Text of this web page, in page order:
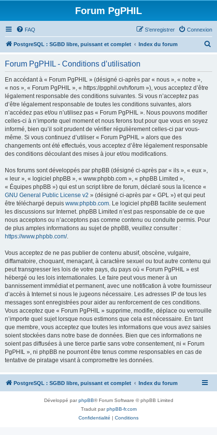
Forum PgPHIL
FAQ Connexion
S’enregistrer
PostgreSQL : SGBD libre, puissant et complet Index du forum
Forum PgPHIL - Conditions d’utilisation
En accédant à « Forum PgPHIL » (désigné ci-après par « nous », « notre »,
« nos », « Forum PgPHIL », « https://pgphil.ovh/forum »), vous acceptez d’être
légalement responsable des conditions suivantes. Si vous n’acceptez pas
d’être légalement responsable de toutes les conditions suivantes, alors
n’accédez pas et/ou n’utilisez pas « Forum PgPHIL ». Nous pouvons modifier
celles-ci à n’importe quel moment et nous ferons tout pour que vous en soyez
informé, bien qu’il soit prudent de vérifier régulièrement celles-ci par vous-
même. Si vous continuez d’utiliser « Forum PgPHIL » alors que des
changements ont été effectués, vous acceptez d’être légalement responsable
des conditions découlant des mises à jour et/ou modifications.
Nos forums sont développés par phpBB (désigné ci-après par « ils », « eux »,
« leur », « logiciel phpBB », « www.phpbb.com », « phpBB Limited »,
« Équipes phpBB ») qui est un script libre de forum, déclaré sous la licence «
GNU General Public License v2 » (désigné ci-après par « GPL ») et qui peut
être téléchargé depuis www.phpbb.com. Le logiciel phpBB facilite seulement
les discussions sur Internet. phpBB Limited n’est pas responsable de ce que
nous acceptons ou n’acceptons pas comme contenu ou conduite permis. Pour
de plus amples informations au sujet de phpBB, veuillez consulter :
https://www.phpbb.com/.
Vous acceptez de ne pas publier de contenu abusif, obscène, vulgaire,
diffamatoire, choquant, menaçant, à caractère sexuel ou tout autre contenu qui
peut transgresser les lois de votre pays, du pays où « Forum PgPHIL » est
hébergé ou les lois internationales. Le faire peut vous mener à un
bannissement immédiat et permanent, avec une notification à votre fournisseur
d’accès à Internet si nous le jugeons nécessaire. Les adresses IP de tous les
messages sont enregistrées pour aider au renforcement de ces conditions.
Vous acceptez que « Forum PgPHIL » supprime, modifie, déplace ou verrouille
n’importe quel sujet lorsque nous estimons que cela est nécessaire. En tant
que membre, vous acceptez que toutes les informations que vous avez saisies
soient stockées dans notre base de données. Bien que ces informations ne
soient pas diffusées à une tierce partie sans votre consentement, ni « Forum
PgPHIL », ni phpBB ne pourront être tenus comme responsables en cas de
tentative de piratage visant à compromettre les données.
PostgreSQL : SGBD libre, puissant et complet Index du forum
Développé parphpBB® Forum Software © phpBB Limited
Traduit parphpBB-fr.com
Confidentialité | Conditions